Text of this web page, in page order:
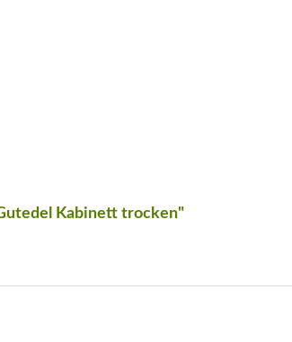
Kabinett trocken"